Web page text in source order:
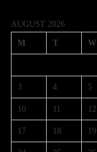
AUGUST 2026
M T W
3 4 5
10 11 12
17 18 19